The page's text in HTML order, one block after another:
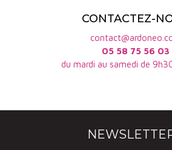
CONTACTEZ-
05 58 75 56 03
du mardi au samedi de